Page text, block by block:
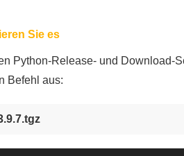
Sie es
Python-Release- und Download-
Befehl aus: